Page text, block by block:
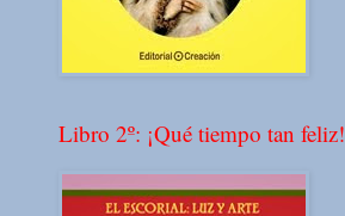
Libro 2º: ¡Qué tiempo tan feliz!